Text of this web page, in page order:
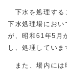
下水を処理する
下水処理場にお
が、昭和61年5月
し、処理していま
また、場内には